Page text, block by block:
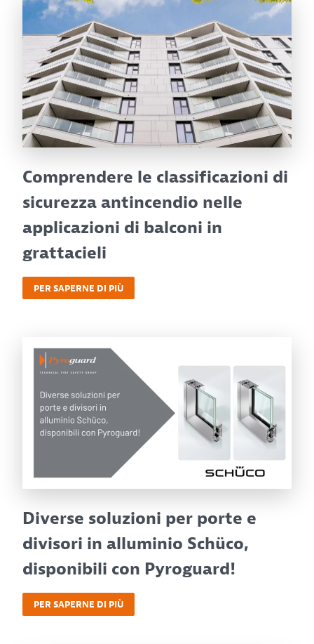
Comprendere le classificazioni di
sicurezza antincendio nelle
applicazioni di balconi in
grattacieli
PER SAPERNE DI PIÙ
Diverse soluzioni per porte e
divisori in alluminio Schüco,
disponibili con Pyroguard!
PER SAPERNE DI PIÙ